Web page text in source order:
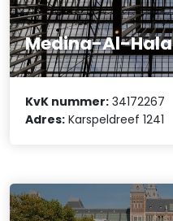
Medina-Al-
KvK nummer: 34172267
Adres: Karspeldreef 1241